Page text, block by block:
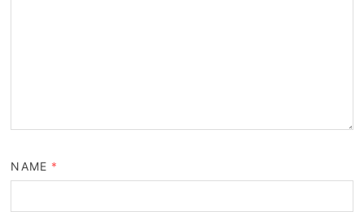
NAME *